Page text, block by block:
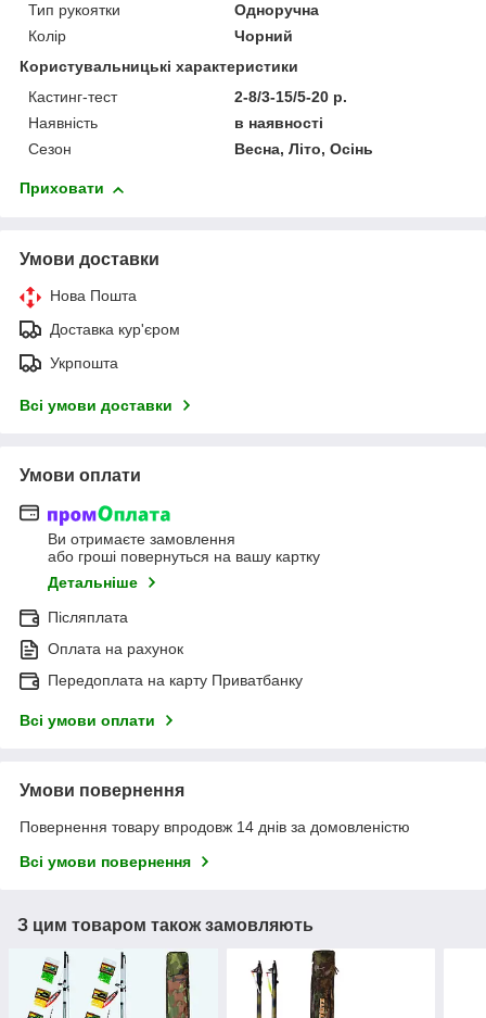
Тип рукоятки
Одноручна
Колір
Чорний
Користувальницькі характеристики
Кастинг-тест
2-8/3-15/5-20 р.
Наявність
в наявності
Сезон
Весна, Літо, Осінь
Приховати
Умови доставки
Нова Пошта
Доставка кур'єром
Укрпошта
Всі умови доставки
Умови оплати
Ви отримаєте замовлення
або гроші повернуться на вашу картку
Детальніше
Післяплата
Оплата на рахунок
Передоплата на карту Приватбанку
Всі умови оплати
Умови повернення
Повернення товару впродовж 14 днів за домовленістю
Всі умови повернення
З цим товаром також замовляють